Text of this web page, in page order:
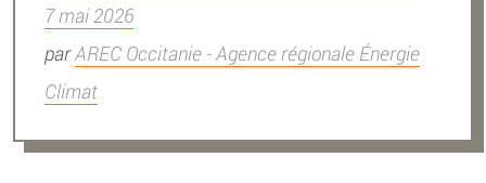
7 mai 2026
parAREC Occitanie - Agence régionale Énergie
Climat